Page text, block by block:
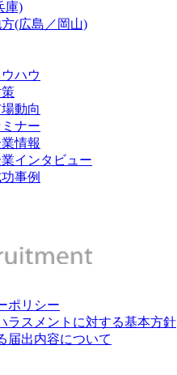
庫)
(広島／岡山)
ハウ
動向
ナー
情報
インタビュー
事例
ポリシー
ラスメントに対する基本方針
届出内容について